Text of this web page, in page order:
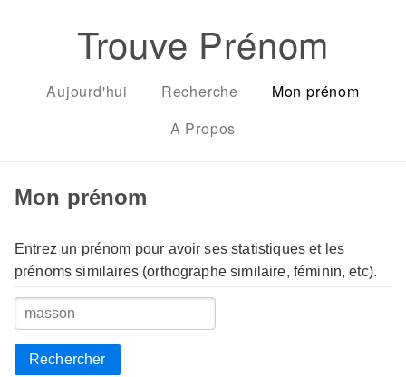
Trouve Prénom
Aujourd'hui Recherche
Mon prénom
A Propos
Mon prénom
Entrez un prénom pour avoir ses statistiques et les
prénoms similaires (orthographe similaire, féminin, etc).
Rechercher